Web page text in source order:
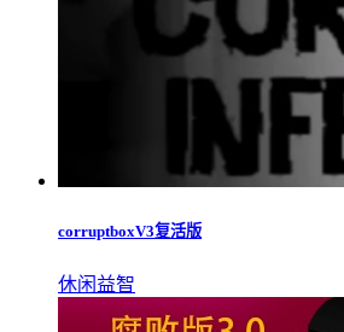
corruptboxV3复活版
休闲益智